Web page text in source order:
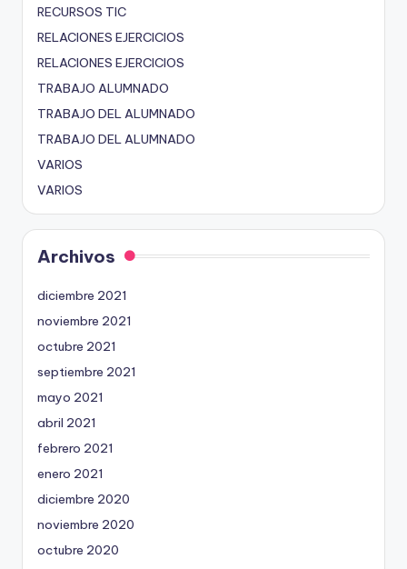
RECURSOS TIC
RELACIONES EJERCICIOS
RELACIONES EJERCICIOS
TRABAJO ALUMNADO
TRABAJO DEL ALUMNADO
TRABAJO DEL ALUMNADO
VARIOS
VARIOS
Archivos
diciembre 2021
noviembre 2021
octubre 2021
septiembre 2021
mayo 2021
abril 2021
febrero 2021
enero 2021
diciembre 2020
noviembre 2020
octubre 2020